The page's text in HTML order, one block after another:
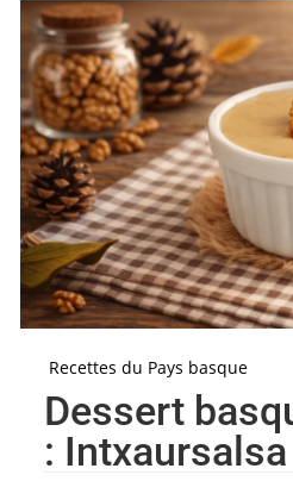
Recettes du Pays basque
Dessert
: Intxaursalsa